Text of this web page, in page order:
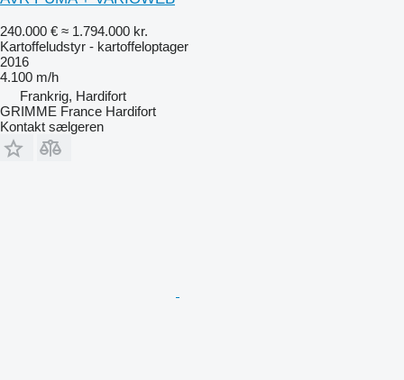
240.000 € ≈ 1.794.000 kr.
Kartoffeludstyr - kartoffeloptager
2016
4.100 m/h
Frankrig, Hardifort
GRIMME France Hardifort
Kontakt sælgeren